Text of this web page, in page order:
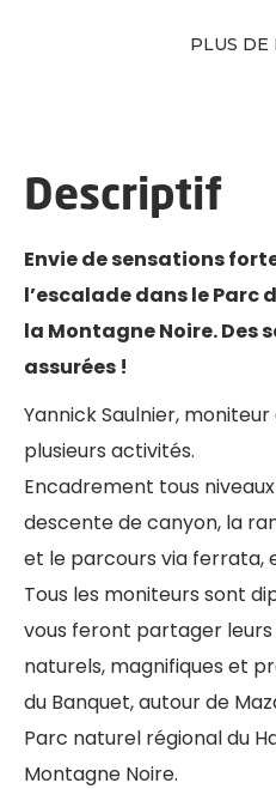
PLUS DE
Descriptif
Envie de sensations
l’escalade dans le Parc
la Montagne Noire. Des
assurées !
Yannick Saulnier,
plusieurs activités.
Encadrement tous
descente de canyon, la
et le parcours via ferrata,
Tous les moniteurs sont
vous feront partager leurs
naturels, magnifiques et
du Banquet, autour de
Parc naturel régional du
Montagne Noire.